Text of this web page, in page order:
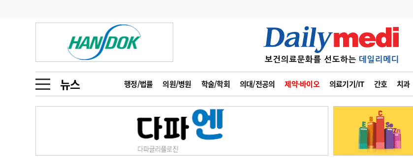
뉴스 행정/법률 의원/병원 학술/학회 의대/전공의 제약·바이오 의료기기/IT 간호 치과
금주의 검색어
1
의사인력 수급 추계
2
성분명 처방
3
AI의료
4
전공의 모집 결과
6
관리급여 실시
지필공 지원책
수련환경 개선
의과대학 입시
인사 사고
오피니언 수첩
인물 초대석 피플
동영상뉴스
포토뉴스
메디 Hospital 지역병원 중소병원
2026년 하반기 인턴 모집
~2026-08-31
마취통증의학과 임기제 임상의사 채용
채용시까지